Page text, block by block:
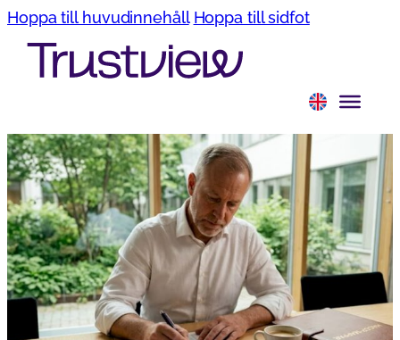
Hoppa till huvudinnehåll Hoppa till sidfot